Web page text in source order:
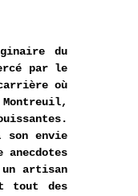
du
par le
où
son envie
artisan
tout des